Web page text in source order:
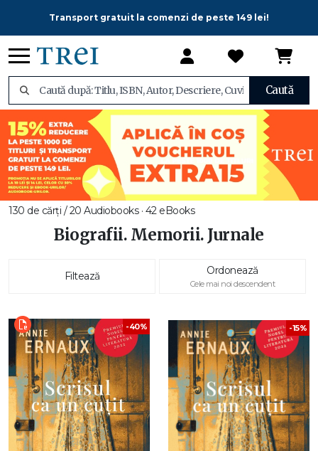
Transport gratuit la comenzi de peste 149 lei!
Caută
130 de cărți / 20 Audiobooks · 42 eBooks
Biografii. Memorii. Jurnale
Filtează Ordonează
Cele mai noi descendent
-40% -15%